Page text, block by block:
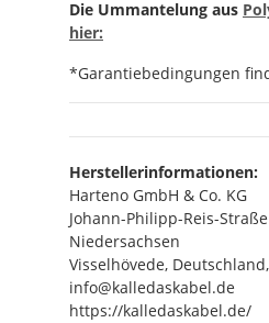
Die Ummantelung aus
hier:
*Garantiebedingungen
Herstellerinformationen:
Harteno GmbH & Co. KG
Johann-Philipp-Reis-
Niedersachsen
Visselhövede,
info@kalledaskabel.de
https://kalledaskabel.de/